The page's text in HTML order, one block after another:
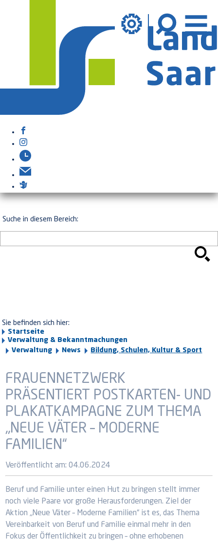
Suche in diesem Bereich:
Sie befinden sich hier:
Startseite
Verwaltung & Bekanntmachungen
Verwaltung
News Bildung, Schulen, Kultur & Sport
FRAUENNETZWERK
PRÄSENTIERT POSTKARTEN- UND
PLAKATKAMPAGNE ZUM THEMA
„NEUE VÄTER – MODERNE
FAMILIEN“
Veröffentlicht am: 04.06.2024
Beruf und Familie unter einen Hut zu bringen stellt immer
noch viele Paare vor große Herausforderungen. Ziel der
Aktion „Neue Väter – Moderne Familien“ ist es, das Thema
Vereinbarkeit von Beruf und Familie einmal mehr in den
Fokus der Öffentlichkeit zu bringen – ohne erhobenen